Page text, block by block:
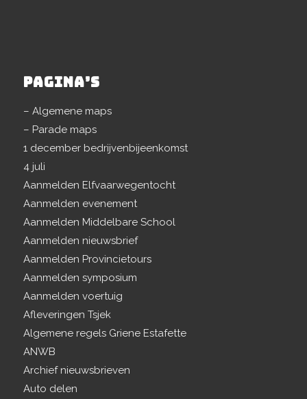
PAGINA’S
– Algemene maps
– Parade maps
1 december bedrijvenbijeenkomst
4 juli
Aanmelden Elfvaarwegentocht
Aanmelden evenement
Aanmelden Middelbare School
Aanmelden nieuwsbrief
Aanmelden Provincietours
Aanmelden symposium
Aanmelden voertuig
Afleveringen Tsjek
Algemene regels Griene Estafette
ANWB
Archief nieuwsbrieven
Auto delen